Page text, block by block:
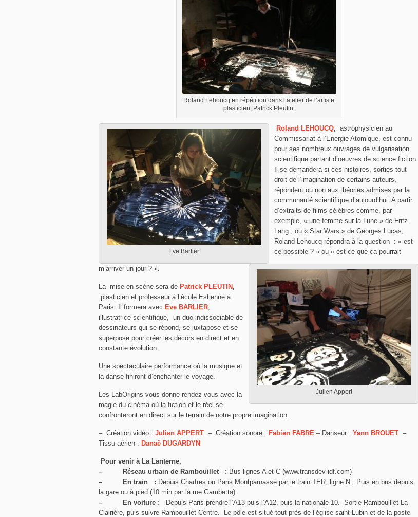
Roland Lehoucq en répétition dans l’atelier de l’artiste
plasticien, Patrick Pleutin.
Eve Barlier
Julien Appert
Roland LEHOUCQ, astrophysicien au
Commissariat à l’Energie Atomique, est connu
pour ses nombreux ouvrages de vulgarisation
scientifique partant d’oeuvres de science fiction.
Il se demandera si ces histoires, sorties tout
droit de l’imagination de certains auteurs,
répondent ou non aux théories admises par la
communauté scientifique d’aujourd’hui. A partir
d’extraits de films célèbres comme, par
exemple, « une femme sur la Lune » de Fritz
Lang , ou « Star Wars » de Georges Lucas,
Roland Lehoucq répondra à la question : « est-
ce possible ? » ou « est-ce que ça pourrait
m’arriver un jour ? ».
La mise en scène sera de Patrick PLEUTIN ,
plasticien et professeur à l’école Estienne à
Paris. Il formera avec Eve BARLIER,
illustratrice scientifique, un duo indissociable de
dessinateurs qui se répond, se juxtapose et se
superpose pour créer les décors en direct et en
constante évolution.
Une spectaculaire performance où la musique et
la danse finiront d’enchanter le voyage.
Les LabOrigins vous donne rendez-vous avec la
magie du cinéma où la fiction et le réel se
confronteront en direct sur le terrain de notre propre imagination.
– Création vidéo : Julien APPERT – Création sonore : Fabien FABRE – Danseur : Yann BROUET –
Tissu aérien : Danaë DUGARDYN
Pour venir à La Lanterne,
– Réseau urbain de Rambouillet : Bus lignes A et C (www.transdev-idf.com)
– En train : Depuis Chartres ou Paris Montparnasse par le train TER, ligne N. Puis en bus depuis
la gare ou à pied (10 min par la rue Gambetta).
– En voiture :
Depuis Paris prendre l’A13 puis l’A12, puis la nationale 10. Sortie Rambouillet-La
Clairière, puis suivre Rambouillet Centre. Le pôle est situé tout près de l’église saint-Lubin et de la poste